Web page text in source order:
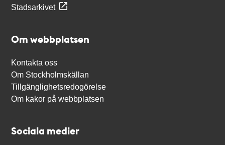
Stadsarkivet
Om webbplatsen
Kontakta oss
Om Stockholmskällan
Tillgänglighetsredogörelse
Om kakor på webbplatsen
Sociala medier